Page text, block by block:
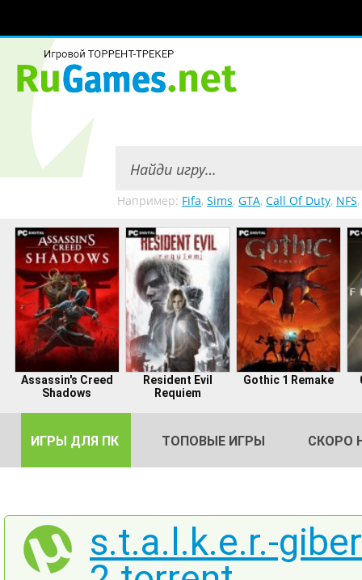
Например: Fifa, Sims, GTA, Call Of Duty, NFS,
Assassin's Creed
Shadows
Resident Evil
Requiem
Gothic 1 Remake
ИГРЫ ДЛЯ ПК ТОПОВЫЕ ИГРЫ СКОРО
s.t.a.l.k.e.r.-